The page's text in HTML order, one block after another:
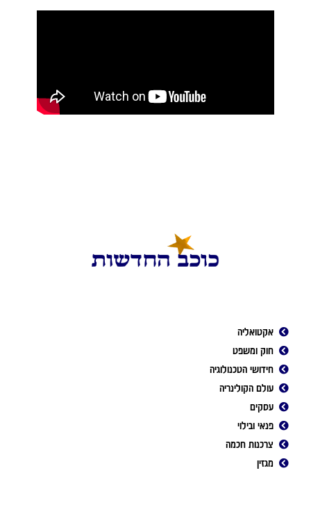
אקטואליה
חוק ומשפט
חידושי הטכנולוגיה
עולם הקולינריה
עסקים
פנאי ובילוי
צרכנות חכמה
מגזין